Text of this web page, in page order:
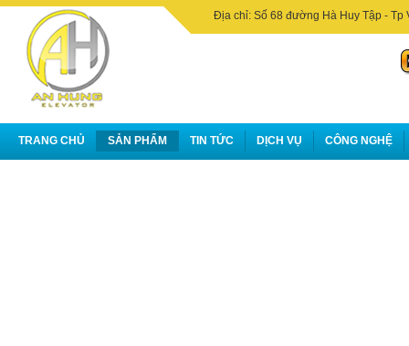
Địa chỉ: Số 68 đường Hà Huy Tập - Tp
TRANG CHỦ SẢN PHẨM TIN TỨC DỊCH VỤ CÔNG NGHỆ